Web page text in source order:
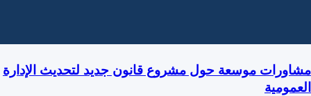
مشاورات موسعة حول مشروع قانون جديد لتحديث الإدارة
العمومية